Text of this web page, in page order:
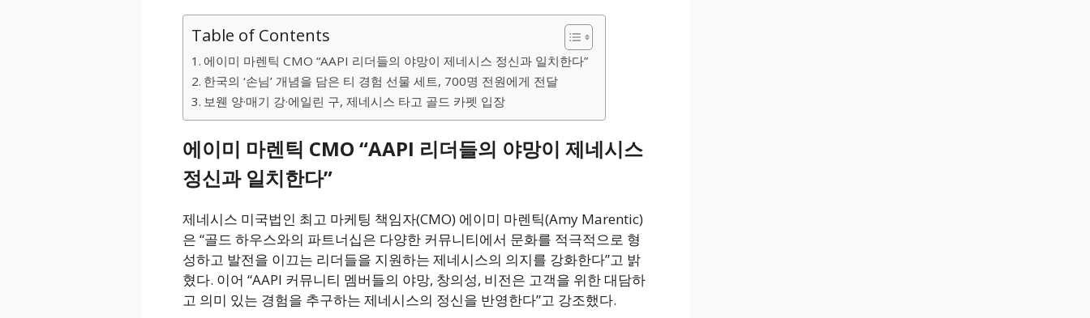
Table of Contents
에이미 마렌틱 CMO “AAPI 리더들의 야망이 제네시스 정신과 일치한다”
한국의 ‘손님’ 개념을 담은 티 경험 선물 세트, 700명 전원에게 전달
보웬 양·매기 강·에일린 구, 제네시스 타고 골드 카펫 입장
에이미 마렌틱 CMO “AAPI 리더들의 야망이 제네시스
정신과 일치한다”
제네시스 미국법인 최고 마케팅 책임자(CMO) 에이미 마렌틱(Amy Marentic)
은 “골드 하우스와의 파트너십은 다양한 커뮤니티에서 문화를 적극적으로 형
성하고 발전을 이끄는 리더들을 지원하는 제네시스의 의지를 강화한다”고 밝
혔다. 이어 “AAPI 커뮤니티 멤버들의 야망, 창의성, 비전은 고객을 위한 대담하
고 의미 있는 경험을 추구하는 제네시스의 정신을 반영한다”고 강조했다.